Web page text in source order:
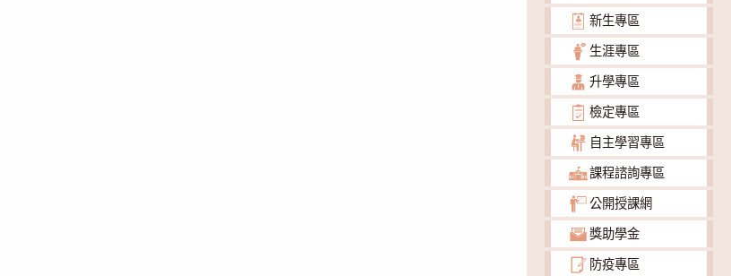
新生專區
生涯專區
升學專區
檢定專區
自主學習專區
課程諮詢專區
公開授課網
獎助學金
防疫專區